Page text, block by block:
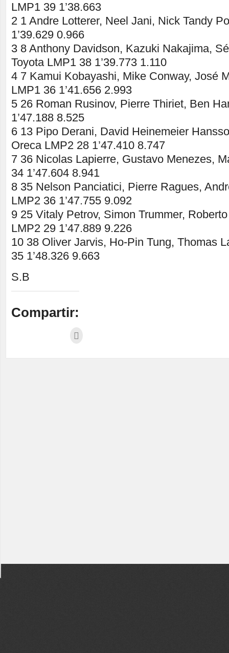
LMP1 39 1’38.663
2 1 Andre Lotterer, Neel Jani, Nick Tandy
1’39.629 0.966
3 8 Anthony Davidson, Kazuki Nakajima,
Toyota LMP1 38 1’39.773 1.110
4 7 Kamui Kobayashi, Mike Conway, José
LMP1 36 1’41.656 2.993
5 26 Roman Rusinov, Pierre Thiriet, Ben
1’47.188 8.525
6 13 Pipo Derani, David Heinemeier
Oreca LMP2 28 1’47.410 8.747
7 36 Nicolas Lapierre, Gustavo Menezes,
34 1’47.604 8.941
8 35 Nelson Panciatici, Pierre Ragues,
LMP2 36 1’47.755 9.092
9 25 Vitaly Petrov, Simon Trummer,
LMP2 29 1’47.889 9.226
10 38 Oliver Jarvis, Ho-Pin Tung, Thomas
35 1’48.326 9.663
S.B
Compartir: